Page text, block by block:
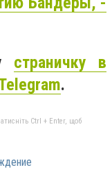
страничку в
.
Ctrl + Enter, щоб